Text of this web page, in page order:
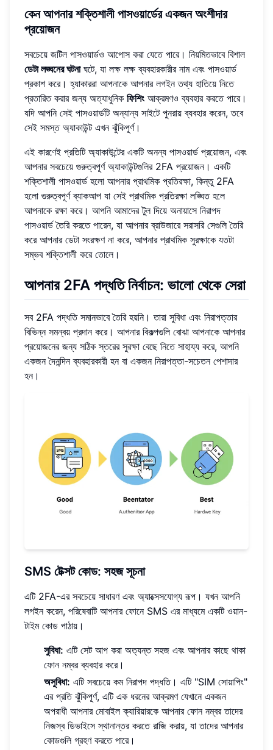
কেন আপনার শক্তিশালী পাসওয়ার্ডের একজন অংশীদার
প্রয়োজন
সবচেয়ে জটিল পাসওয়ার্ডও আপোস করা যেতে পারে। নিয়মিতভাবে বিশাল
ডেটা লঙ্ঘনের ঘটনাঘটে, যা লক্ষ লক্ষ ব্যবহারকারীর নাম এবং পাসওয়ার্ড
প্রকাশ করে। হ্যাকাররা আপনাকে আপনার লগইন তথ্য হাতিয়ে নিতে
প্রতারিত করার জন্য অত্যাধুনিক ফিশিংআক্রমণও ব্যবহার করতে পারে।
যদি আপনি সেই পাসওয়ার্ডটি অন্যান্য সাইটে পুনরায় ব্যবহার করেন, তবে
সেই সমস্ত অ্যাকাউন্ট এখন ঝুঁকিপূর্ণ।
এই কারণেই প্রতিটি অ্যাকাউন্টের একটি অনন্য পাসওয়ার্ড প্রয়োজন, এবং
আপনার সবচেয়ে গুরুত্বপূর্ণ অ্যাকাউন্টগুলির 2FA প্রয়োজন। একটি
শক্তিশালী পাসওয়ার্ড হলো আপনার প্রাথমিক প্রতিরক্ষা, কিন্তু 2FA
হলো গুরুত্বপূর্ণ ব্যাকআপ যা সেই প্রাথমিক প্রতিরক্ষা লঙ্ঘিত হলে
আপনাকে রক্ষা করে। আপনি আমাদের টুল দিয়ে অনায়াসে নিরাপদ
পাসওয়ার্ডতৈরি করতে পারেন, যা আপনার ব্রাউজারে সরাসরি সেগুলি তৈরি
করে আপনার ডেটা সংরক্ষণ না করে, আপনার প্রাথমিক সুরক্ষাকে যতটা
সম্ভব শক্তিশালী করে তোলে।
আপনার 2FA পদ্ধতি নির্বাচন: ভালো থেকে সেরা
সব 2FA পদ্ধতি সমানভাবে তৈরি হয়নি। তারা সুবিধা এবং নিরাপত্তার
বিভিন্ন সমন্বয় প্রদান করে। আপনার বিকল্পগুলি বোঝা আপনাকে আপনার
প্রয়োজনের জন্য সঠিক স্তরের সুরক্ষা বেছে নিতে সাহায্য করে, আপনি
একজন দৈনন্দিন ব্যবহারকারী হন বা একজন নিরাপত্তা-সচেতন পেশাদার
হন।
SMS টেক্সট কোড: সহজ সূচনা
এটি 2FA-এর সবচেয়ে সাধারণ এবং অ্যাক্সেসযোগ্য রূপ। যখন আপনি
লগইন করেন, পরিষেবাটি আপনার ফোনে SMS এর মাধ্যমে একটি ওয়ান-
টাইম কোড পাঠায়।
সুবিধা: এটি সেট আপ করা অত্যন্ত সহজ এবং আপনার কাছে থাকা
ফোন নম্বর ব্যবহার করে।
অসুবিধা: এটি সবচেয়ে কম নিরাপদ পদ্ধতি। এটি "SIM সোয়াপিং"
এর প্রতি ঝুঁকিপূর্ণ, এটি এক ধরনের আক্রমণ যেখানে একজন
অপরাধী আপনার মোবাইল ক্যারিয়ারকে আপনার ফোন নম্বর তাদের
নিজস্ব ডিভাইসে স্থানান্তর করতে রাজি করায়, যা তাদের আপনার
কোডগুলি গ্রহণ করতে পারে।